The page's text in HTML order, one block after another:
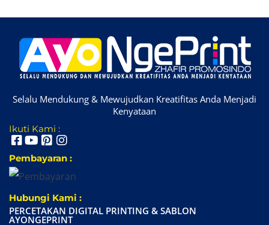
Selalu Mendukung & Mewujudkan Kreatifitas Anda Menjadi
Kenyataan
Ikuti Kami :
Pembayaran :
Hubungi Kami :
PERCETAKAN DIGITAL PRINTING & SABLON
AYONGEPRINT